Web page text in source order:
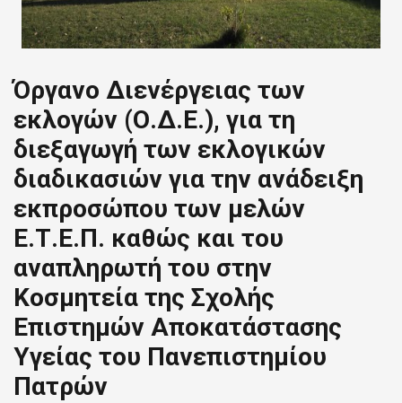
Όργανο Διενέργειας των
εκλογών (Ο.Δ.Ε.), για τη
διεξαγωγή των εκλογικών
διαδικασιών για την ανάδειξη
εκπροσώπου των μελών
Ε.Τ.Ε.Π. καθώς και του
αναπληρωτή του στην
Κοσμητεία της Σχολής
Επιστημών Αποκατάστασης
Υγείας του Πανεπιστημίου
Πατρών